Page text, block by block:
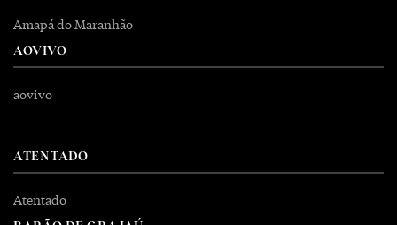
Amapá do Maranhão
AOVIVO
aovivo
ATENTADO
Atentado